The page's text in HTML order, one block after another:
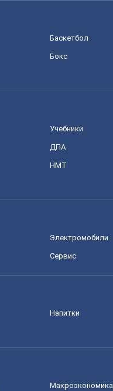
Баскетбол
Бокс
Учебники
ДПА
НМТ
Электромобили
Сервис
Напитки
Mакроэкономика